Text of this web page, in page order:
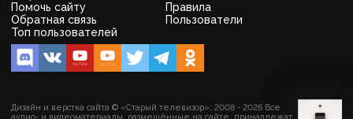
Помочь сайту
Правила
Обратная связь
Пользователи
Топ пользователей
Дизайн и верстка сайта © «Старый телевизор»; 2008 - 2026 Все
аудио- и видеоматериалы, размещённые на сайте, принадлежат